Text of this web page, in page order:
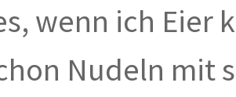
wenn ich Eier
Nudeln mit